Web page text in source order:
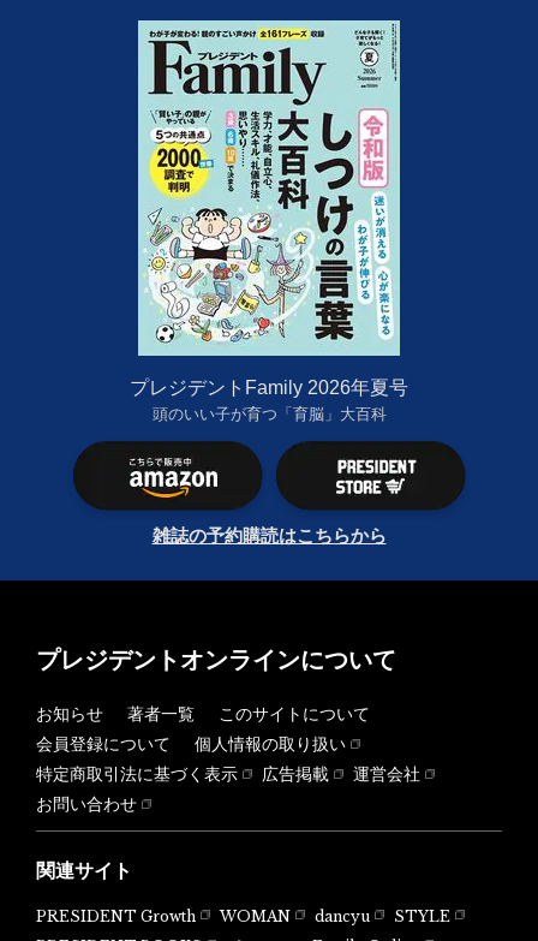
プレジデントFamily 2026年夏号
頭のいい子が育つ「育脳」大百科
雑誌の予約購読はこちらから
プレジデントオンラインについて
お知らせ 著者一覧
このサイトについて
会員登録について
個人情報の取り扱い
特定商取引法に基づく表示
広告掲載
運営会社
お問い合わせ
関連サイト
PRESIDENT Growth WOMAN dancyu
STYLE